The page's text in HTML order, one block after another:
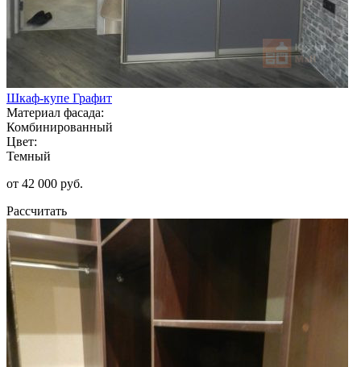
Шкаф-купе Графит
Материал фасада:
Комбинированный
Цвет:
Темный
от 42 000 руб.
Рассчитать